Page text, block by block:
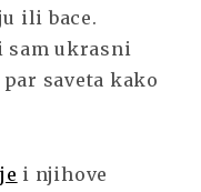
ili bace.
sam ukrasni
saveta kako
i njihove